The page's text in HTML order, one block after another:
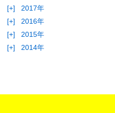
[+]
2017年
[+]
2016年
[+]
2015年
[+]
2014年